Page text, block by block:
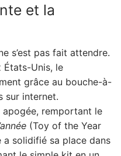
et la
s’est pas fait attendre.
États-Unis, le
grâce au bouche-à-
sur internet.
apogée, remportant le
(Toy of the Year
a solidifié sa place dans